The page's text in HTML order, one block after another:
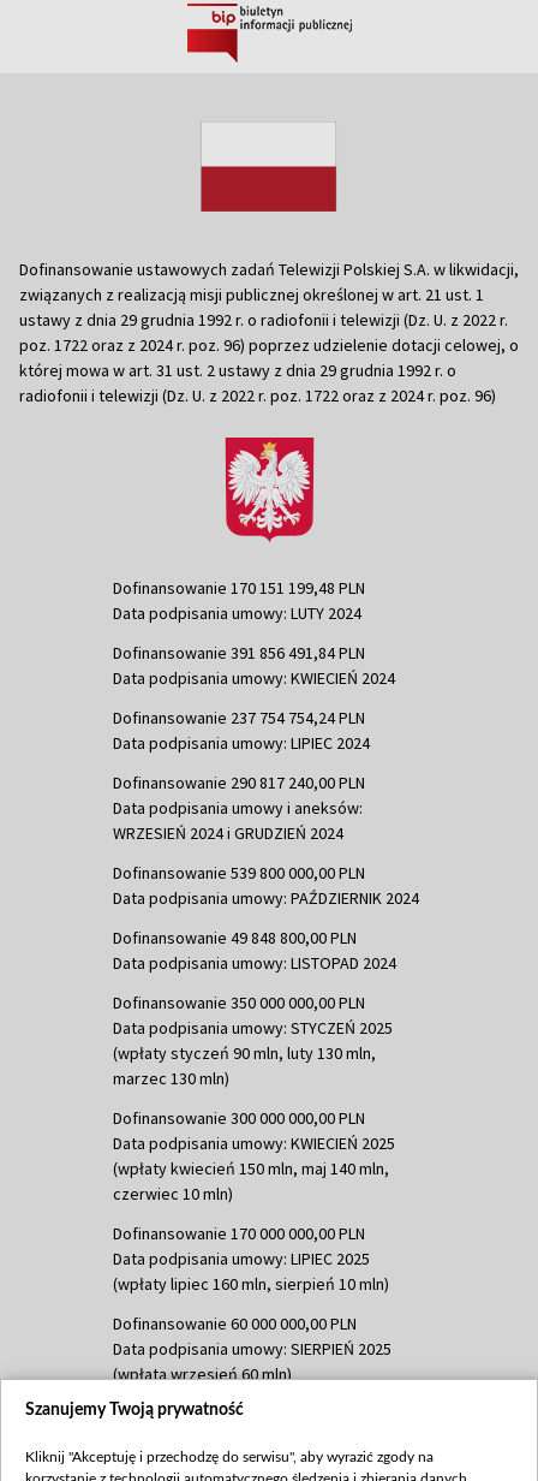
Dofinansowanie ustawowych zadań Telewizji Polskiej S.A. w likwidacji,
związanych z realizacją misji publicznej określonej w art. 21 ust. 1
ustawy z dnia 29 grudnia 1992 r. o radiofonii i telewizji (Dz. U. z 2022 r.
poz. 1722 oraz z 2024 r. poz. 96) poprzez udzielenie dotacji celowej, o
której mowa w art. 31 ust. 2 ustawy z dnia 29 grudnia 1992 r. o
radiofonii i telewizji (Dz. U. z 2022 r. poz. 1722 oraz z 2024 r. poz. 96)
Dofinansowanie 170 151 199,48 PLN
Data podpisania umowy: LUTY 2024
Dofinansowanie 391 856 491,84 PLN
Data podpisania umowy: KWIECIEŃ 2024
Dofinansowanie 237 754 754,24 PLN
Data podpisania umowy: LIPIEC 2024
Dofinansowanie 290 817 240,00 PLN
Data podpisania umowy i aneksów:
WRZESIEŃ 2024 i GRUDZIEŃ 2024
Dofinansowanie 539 800 000,00 PLN
Data podpisania umowy: PAŹDZIERNIK 2024
Dofinansowanie 49 848 800,00 PLN
Data podpisania umowy: LISTOPAD 2024
Dofinansowanie 350 000 000,00 PLN
Data podpisania umowy: STYCZEŃ 2025
(wpłaty styczeń 90 mln, luty 130 mln,
marzec 130 mln)
Dofinansowanie 300 000 000,00 PLN
Data podpisania umowy: KWIECIEŃ 2025
(wpłaty kwiecień 150 mln, maj 140 mln,
czerwiec 10 mln)
Dofinansowanie 170 000 000,00 PLN
Data podpisania umowy: LIPIEC 2025
(wpłaty lipiec 160 mln, sierpień 10 mln)
Dofinansowanie 60 000 000,00 PLN
Data podpisania umowy: SIERPIEŃ 2025
(wpłata wrzesień 60 mln)
Dofinansowanie 635 783 051,21 PLN
(wpłata wrzesień 100 mln, październik 350
Szanujemy Twoją prywatność
Kliknij "Akceptuję i przechodzę do serwisu", aby wyrazić zgody na